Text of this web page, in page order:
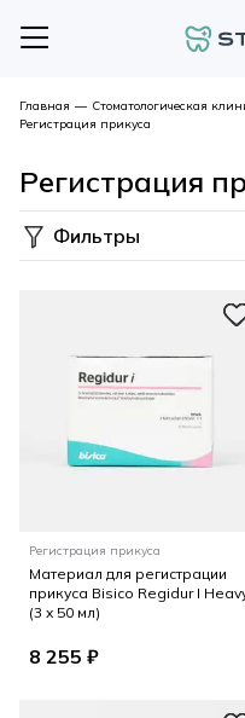
Главная — Стоматологическая
Регистрация прикуса
Регистрация
Фильтры
Регистрация прикуса
Материал для регистрации
прикуса Bisico Regidur I
(3 x 50 мл)
8 255 ₽